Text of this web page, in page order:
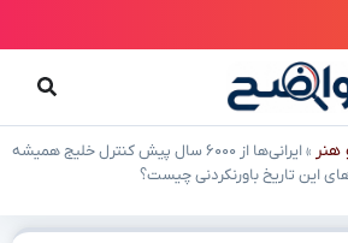
»
ایرانی‌ها از ۶۰۰۰ سال پیش کنترل خلیج همیشه
این تاریخ باورنکردنی چیست؟